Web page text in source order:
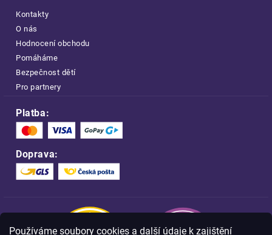
Používáme soubory cookies a další údaje k zajištění
Kontakty
O nás
Hodnocení obchodu
Pomáháme
Bezpečnost dětí
Pro partnery
Platba:
Doprava: